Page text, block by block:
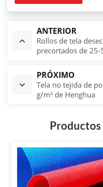
ANTERIOR
Rollos de tela
precortados de
PRÓXIMO
Tela no tejida de
g/m² de Henghua
Productos